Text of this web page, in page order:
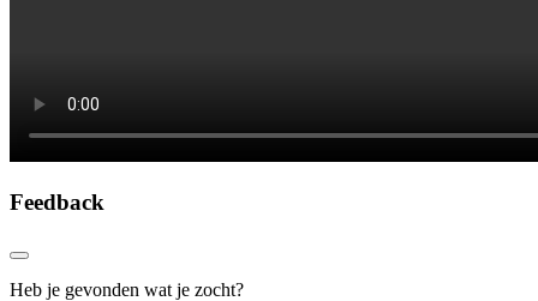
Feedback
Heb je gevonden wat je zocht?